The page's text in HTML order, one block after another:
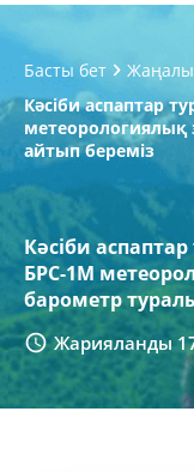
Басты бет
Кәсіби аспаптар
метеорологиялық
айтып береміз
Кәсіби
БРС-1М
барометр
Жарияланды